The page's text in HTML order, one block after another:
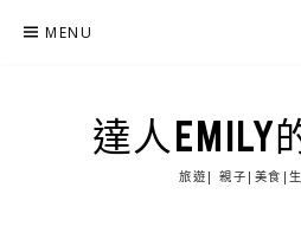
MENU
達人EMILY
旅遊| 親子|美食|